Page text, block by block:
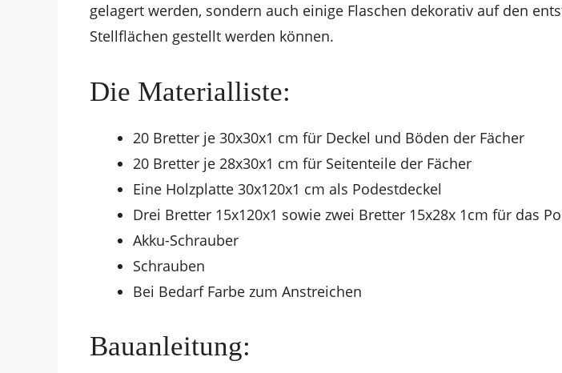
gelagert werden, sondern auch einige Flaschen dekorativ auf den
Stellflächen gestellt werden können.
Die Materialliste:
20 Bretter je 30x30x1 cm für Deckel und Böden der Fächer
20 Bretter je 28x30x1 cm für Seitenteile der Fächer
Eine Holzplatte 30x120x1 cm als Podestdeckel
Drei Bretter 15x120x1 sowie zwei Bretter 15x28x 1cm für das
Akku-Schrauber
Schrauben
Bei Bedarf Farbe zum Anstreichen
Bauanleitung: